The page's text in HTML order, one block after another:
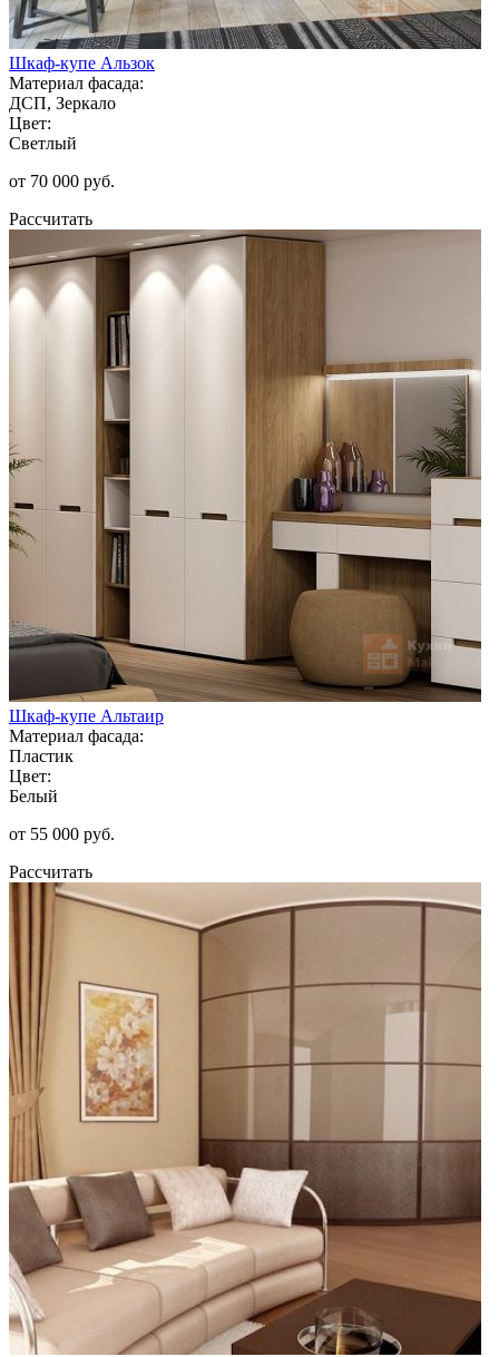
Шкаф-купе Альзок
Материал фасада:
ДСП, Зеркало
Цвет:
Светлый
от 70 000 руб.
Рассчитать
Шкаф-купе Альтаир
Материал фасада:
Пластик
Цвет:
Белый
от 55 000 руб.
Рассчитать